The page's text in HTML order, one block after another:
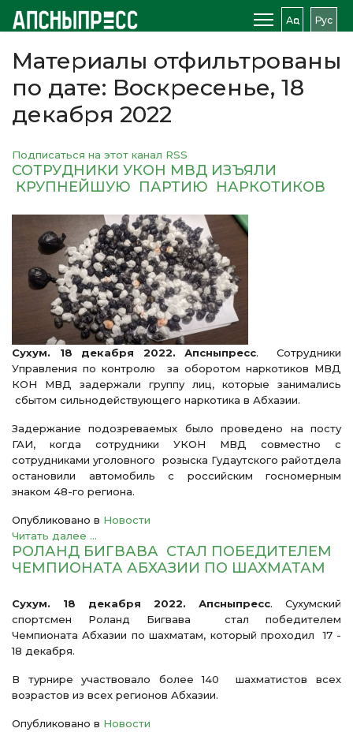
Аԥс Рус
Материалы отфильтрованы
по дате: Воскресенье, 18
декабря 2022
Подписаться на этот канал RSS
СОТРУДНИКИ УКОН МВД ИЗЪЯЛИ
КРУПНЕЙШУЮ ПАРТИЮ НАРКОТИКОВ
Сухум. 18 декабря 2022. Апсныпресс. Сотрудники
Управления по контролю за оборотом наркотиков МВД
КОН МВД задержали группу лиц, которые занимались
сбытом сильнодействующего наркотика в Абхазии.
Задержание подозреваемых было проведено на посту
ГАИ, когда сотрудники УКОН МВД совместно с
сотрудниками уголовного розыска Гудаутского райотдела
остановили автомобиль с российским госномерным
знаком 48-го региона.
Опубликовано в Новости
Читать далее ...
РОЛАНД БИГВАВА СТАЛ ПОБЕДИТЕЛЕМ
ЧЕМПИОНАТА АБХАЗИИ ПО ШАХМАТАМ
Сухум. 18 декабря 2022. Апсныпресс. Сухумский
спортсмен Роланд Бигвава стал победителем
Чемпионата Абхазии по шахматам, который проходил 17 -
18 декабря.
В турнире участвовало более 140 шахматистов всех
возрастов из всех регионов Абхазии.
Опубликовано в Новости